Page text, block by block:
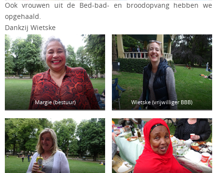
Ook vrouwen uit de Bed-bad- en broodopvang hebben we
opgehaald.
Dankzij Wietske
Margie (bestuur) Wietske (vrijwilliger BBB)